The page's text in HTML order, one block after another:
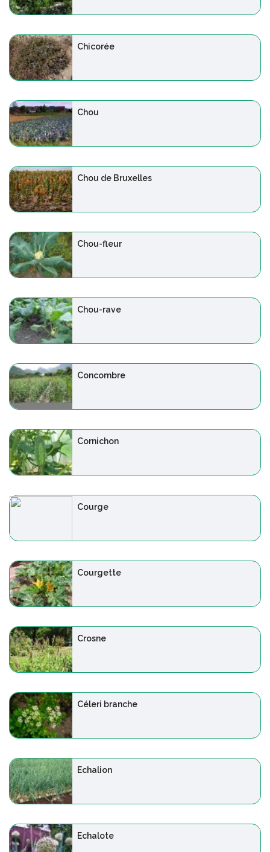
Chicorée
Chou
Chou de Bruxelles
Chou-fleur
Chou-rave
Concombre
Cornichon
Courge
Courgette
Crosne
Céleri branche
Echalion
Echalote